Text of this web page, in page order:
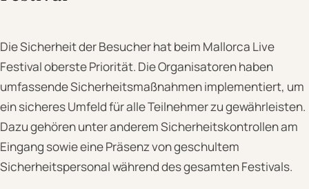
Die Sicherheit der Besucher hat beim Mallorca Live
Festival oberste Priorität. Die Organisatoren haben
umfassende Sicherheitsmaßnahmen implementiert, um
ein sicheres Umfeld für alle Teilnehmer zu gewährleisten.
Dazu gehören unter anderem Sicherheitskontrollen am
Eingang sowie eine Präsenz von geschultem
Sicherheitspersonal während des gesamten Festivals.